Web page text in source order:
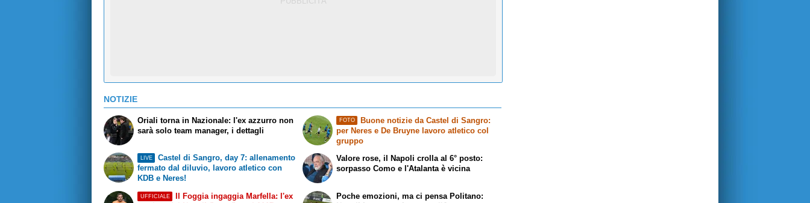
NOTIZIE
Oriali torna in Nazionale: l'ex azzurro non
sarà solo team manager, i dettagli
LIVE
Castel di Sangro, day 7: allenamento
fermato dal diluvio, lavoro atletico con
KDB e Neres!
FOTO
Buone notizie da Castel di Sangro:
per Neres e De Bruyne lavoro atletico col
gruppo
Valore rose, il Napoli crolla al 6° posto:
sorpasso Como e l'Atalanta è vicina
UFFICIALE
Il Foggia ingaggia Marfella: l'ex
Poche emozioni, ma ci pensa Politano: